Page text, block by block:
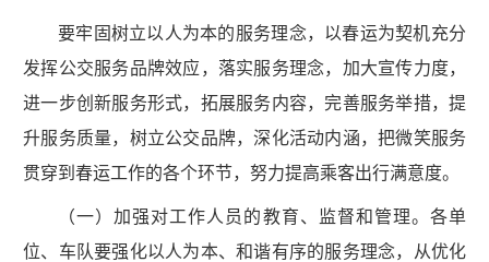
要牢固树立以人为本的服务理念，以春运为契机充分
发挥公交服务品牌效应，落实服务理念，加大宣传力度，
进一步创新服务形式，拓展服务内容，完善服务举措，提
升服务质量，树立公交品牌，深化活动内涵，把微笑服务
贯穿到春运工作的各个环节，努力提高乘客出行满意度。
（一）加强对工作人员的教育、监督和管理。各单
位、车队要强化以人为本、和谐有序的服务理念，从优化